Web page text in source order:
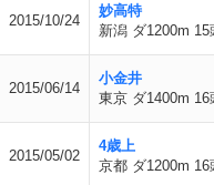
2015/10/24
妙高特
新潟 ダ1200m 15
2015/06/14
小金井
東京 ダ1400m 16
2015/05/02
4歳上
京都 ダ1200m 16